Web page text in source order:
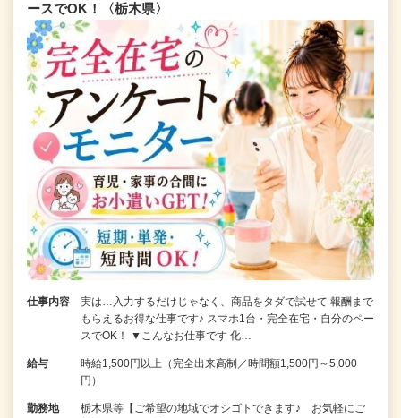
ースでOK！〈栃木県〉
仕事内容
実は…入力するだけじゃなく、商品をタダで試せて 報酬まで
もらえるお得な仕事です♪ スマホ1台・完全在宅・自分のペー
スでOK！ ▼こんなお仕事です 化…
給与
時給1,500円以上（完全出来高制／時間額1,500円～5,000
円）
勤務地
栃木県等【ご希望の地域でオシゴトできます♪ お気軽にご